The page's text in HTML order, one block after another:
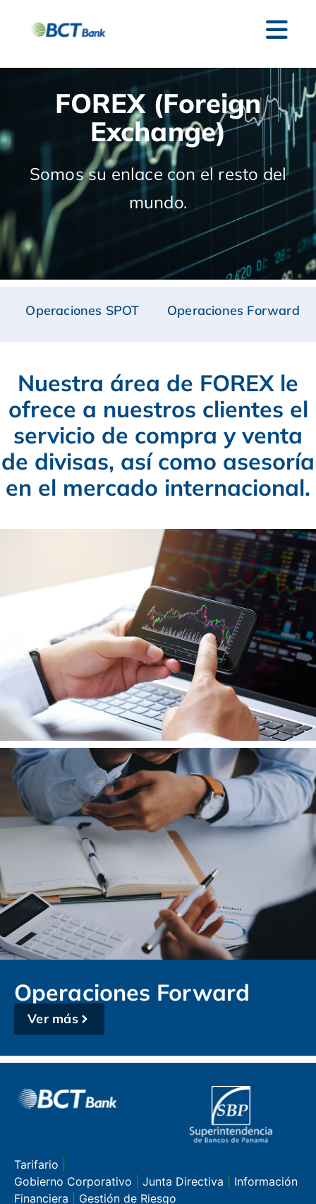
FOREX (Foreign
Exchange)
Somos su enlace con el resto del
mundo.
Operaciones SPOT Operaciones Forward
Nuestra área de FOREX le
ofrece a nuestros clientes el
servicio de compra y venta
de divisas, así como asesoría
en el mercado internacional.
Operaciones Forward
Ver más
Tarifario
Gobierno Corporativo
Junta Directiva
Información
Financiera
Gestión de Riesgo